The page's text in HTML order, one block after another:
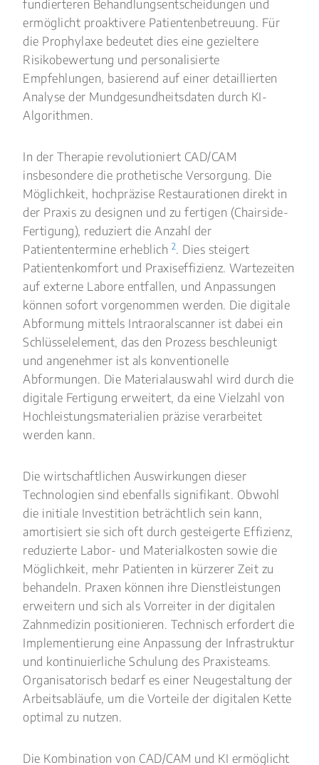
fundierteren Behandlungsentscheidungen und
ermöglicht proaktivere Patientenbetreuung. Für
die Prophylaxe bedeutet dies eine gezieltere
Risikobewertung und personalisierte
Empfehlungen, basierend auf einer detaillierten
Analyse der Mundgesundheitsdaten durch KI-
Algorithmen.
In der Therapie revolutioniert CAD/CAM
insbesondere die prothetische Versorgung. Die
Möglichkeit, hochpräzise Restaurationen direkt in
der Praxis zu designen und zu fertigen (Chairside-
Fertigung), reduziert die Anzahl der
Patiententermine erheblich 2. Dies steigert
Patientenkomfort und Praxiseffizienz. Wartezeiten
auf externe Labore entfallen, und Anpassungen
können sofort vorgenommen werden. Die digitale
Abformung mittels Intraoralscanner ist dabei ein
Schlüsselelement, das den Prozess beschleunigt
und angenehmer ist als konventionelle
Abformungen. Die Materialauswahl wird durch die
digitale Fertigung erweitert, da eine Vielzahl von
Hochleistungsmaterialien präzise verarbeitet
werden kann.
Die wirtschaftlichen Auswirkungen dieser
Technologien sind ebenfalls signifikant. Obwohl
die initiale Investition beträchtlich sein kann,
amortisiert sie sich oft durch gesteigerte Effizienz,
reduzierte Labor- und Materialkosten sowie die
Möglichkeit, mehr Patienten in kürzerer Zeit zu
behandeln. Praxen können ihre Dienstleistungen
erweitern und sich als Vorreiter in der digitalen
Zahnmedizin positionieren. Technisch erfordert die
Implementierung eine Anpassung der Infrastruktur
und kontinuierliche Schulung des Praxisteams.
Organisatorisch bedarf es einer Neugestaltung der
Arbeitsabläufe, um die Vorteile der digitalen Kette
optimal zu nutzen.
Die Kombination von CAD/CAM und KI ermöglicht